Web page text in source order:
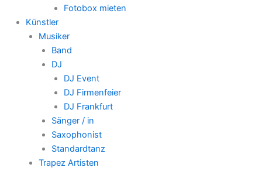
Fotobox mieten
Künstler
Musiker
Band
DJ
DJ Event
DJ Firmenfeier
DJ Frankfurt
Sänger / in
Saxophonist
Standardtanz
Trapez Artisten